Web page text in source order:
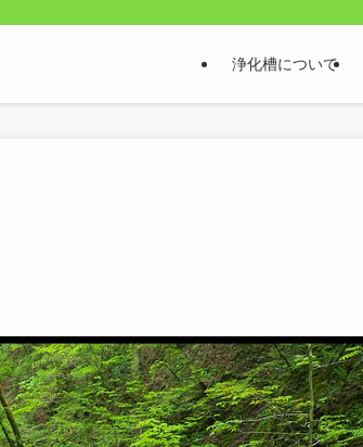
浄化槽について